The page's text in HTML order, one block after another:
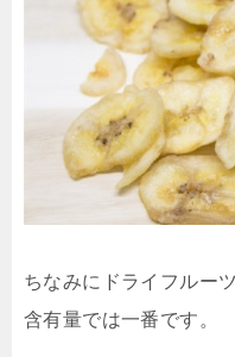
ちなみにドライフルー
含有量では一番です。